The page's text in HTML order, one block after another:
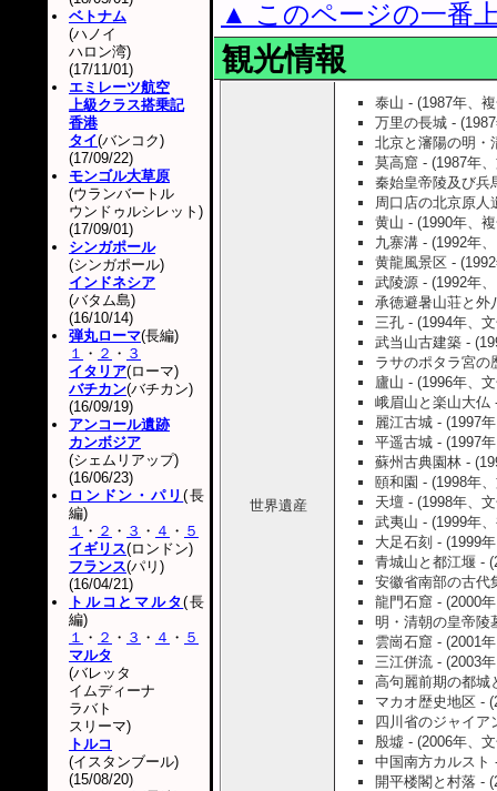
▲ このページの一番
観光情報
世界遺産
泰山 - (1987年、
万里の長城 -
北京と瀋陽の明・
莫高窟 - (1987年
秦始皇帝陵及び兵
周口店の北京原人
黄山 - (1990年、
九寨溝 - (1992年
黄龍風景区 -
武陵源 - (1992年
承徳避暑山荘と外
三孔 - (1994年、
武当山古建築 -
ラサのポタラ宮の
廬山 - (1996年、
峨眉山と楽山大仏
麗江古城 - (1997
平遥古城 - (1997
蘇州古典園林 -
頤和園 - (1998年
天壇 - (1998年、
武夷山 - (1999年
大足石刻 - (1999
青城山と都江堰 -
安徽省南部の古代
龍門石窟 - (2000
明・清朝の皇帝陵
雲崗石窟 - (2001
三江併流 - (2003
高句麗前期の都城
マカオ歴史地区 -
四川省のジャイア
殷墟 - (2006年、
中国南方カルスト
開平楼閣と村落 -
ベトナム
(ハノイ
ハロン湾)
(17/11/01)
エミレーツ航空
上級クラス搭乗記
香港
タイ(バンコク)
(17/09/22)
モンゴル大草原
(ウランバートル
ウンドゥルシレット)
(17/09/01)
シンガポール
(シンガポール)
インドネシア
(バタム島)
(16/10/14)
弾丸ローマ(長編)
１ ・ ２ ・ ３
イタリア(ローマ)
バチカン(バチカン)
(16/09/19)
アンコール遺跡
カンボジア
(シェムリアップ)
(16/06/23)
ロンドン・パリ(長
編)
１ ・ ２ ・ ３ ・ ４ ・ ５
イギリス(ロンドン)
フランス(パリ)
(16/04/21)
トルコとマルタ(長
編)
１ ・ ２ ・ ３ ・ ４ ・ ５
マルタ
(バレッタ
イムディーナ
ラバト
スリーマ)
トルコ
(イスタンブール)
(15/08/20)